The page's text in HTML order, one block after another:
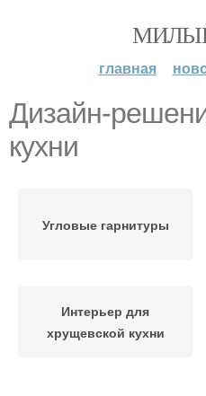
главная
Дизайн-
кухни
Угловые гарнитуры
Интерьер для
хрущевской кухни